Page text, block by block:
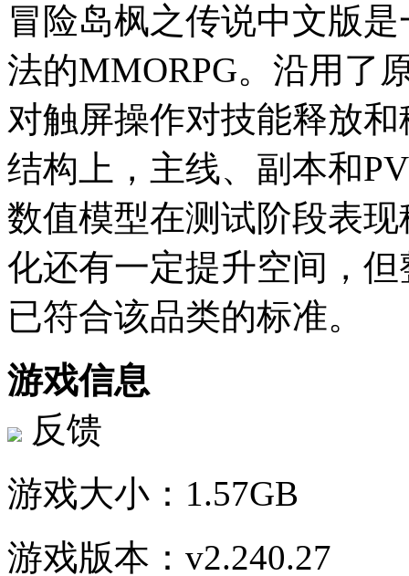
冒险岛枫之传说中文版
法的MMORPG。沿用了
对触屏操作对技能释放
结构上，主线、副本和
数值模型在测试阶段表
化还有一定提升空间，
已符合该品类的标准。
游戏信息
反馈
游戏大小： 1.57GB
游戏版本： v2.240.27